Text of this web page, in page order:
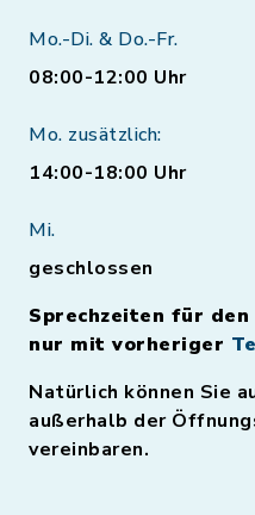
Mo.-Di. & Do.-Fr.
08:00-12:00 Uhr
Mo. zusätzlich:
14:00-18:00 Uhr
Mi.
geschlossen
Sprechzeiten für
nur mit vorheriger
Natürlich können Sie
außerhalb der
vereinbaren.